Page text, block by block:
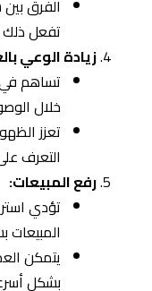
الفرق
تفعل ذلك
زيادة الوعي
تساهم في
خلال
تعزز
التعرف
رفع المبيعات:
تؤدي
يتمكن
بشكل